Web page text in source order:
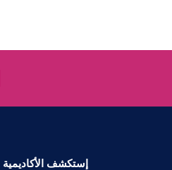
إستكشف الأكاديمية